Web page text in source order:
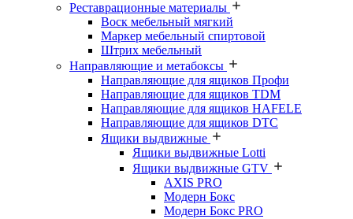
Реставрационные материалы
Воск мебельный мягкий
Маркер мебельный спиртовой
Штрих мебельный
Направляющие и метабоксы
Направляющие для ящиков Профи
Направляющие для ящиков TDM
Направляющие для ящиков HAFELE
Направляющие для ящиков DTC
Ящики выдвижные
Ящики выдвижные Lotti
Ящики выдвижные GTV
AXIS PRO
Модерн Бокс
Модерн Бокс PRO